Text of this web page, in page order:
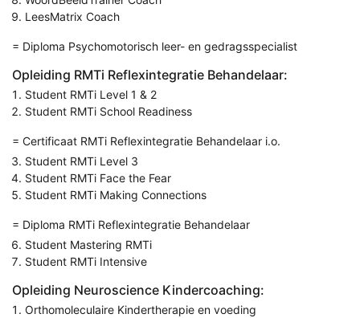
LeesMatrix Coach
= Diploma Psychomotorisch leer- en gedragsspecialist
Opleiding RMTi Reflexintegratie Behandelaar:
Student RMTi Level 1 & 2
Student RMTi School Readiness
= Certificaat RMTi Reflexintegratie Behandelaar i.o.
Student RMTi Level 3
Student RMTi Face the Fear
Student RMTi Making Connections
= Diploma RMTi Reflexintegratie Behandelaar
Student Mastering RMTi
Student RMTi Intensive
Opleiding Neuroscience Kindercoaching:
Orthomoleculaire Kindertherapie en voeding